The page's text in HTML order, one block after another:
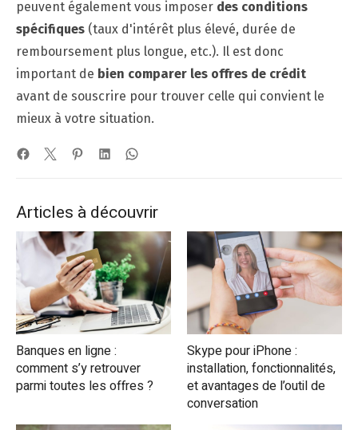
peuvent également vous imposer des conditions
spécifiques (taux d'intérêt plus élevé, durée de
remboursement plus longue, etc.). Il est donc
important de bien comparer les offres de crédit
avant de souscrire pour trouver celle qui convient le
mieux à votre situation.
Articles à découvrir
Banques en ligne :
comment s’y retrouver
parmi toutes les offres ?
Skype pour iPhone :
installation, fonctionnalités,
et avantages de l’outil de
conversation